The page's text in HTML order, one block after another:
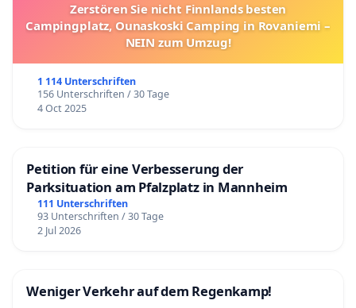
Zerstören Sie nicht Finnlands besten
Campingplatz, Ounaskoski Camping in Rovaniemi –
NEIN zum Umzug!
1 114 Unterschriften
156 Unterschriften / 30 Tage
4 Oct 2025
Petition für eine Verbesserung der
Parksituation am Pfalzplatz in Mannheim
111 Unterschriften
93 Unterschriften / 30 Tage
2 Jul 2026
Weniger Verkehr auf dem Regenkamp!